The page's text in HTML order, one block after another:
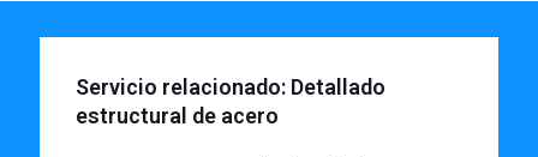
Servicio relacionado: Detallado
estructural de acero